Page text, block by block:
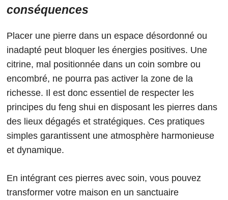
conséquences
Placer une pierre dans un espace désordonné ou
inadapté peut bloquer les énergies positives. Une
citrine, mal positionnée dans un coin sombre ou
encombré, ne pourra pas activer la zone de la
richesse. Il est donc essentiel de respecter les
principes du feng shui en disposant les pierres dans
des lieux dégagés et stratégiques. Ces pratiques
simples garantissent une atmosphère harmonieuse
et dynamique.
En intégrant ces pierres avec soin, vous pouvez
transformer votre maison en un sanctuaire